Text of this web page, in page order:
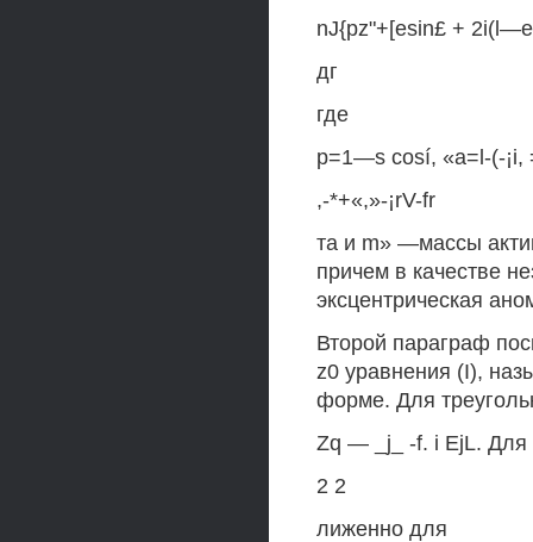
nJ{pz"+[esin£ +
дг
где
р=1—s cosí, «a=l-(-¡i,
,-*+«,»-¡rV-fr
та и m» —массы
причем в качестве
эксцентрическая
Второй параграф
z0 уравнения (I),
форме. Для
Zq — _j_ -f. i EjL. Для
2 2
лиженно для